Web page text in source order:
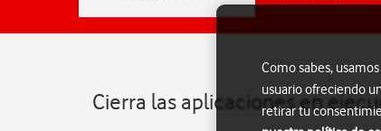
Cierra las aplicaciones en
Como sabes,
usuario ofreciendo
retirar tu